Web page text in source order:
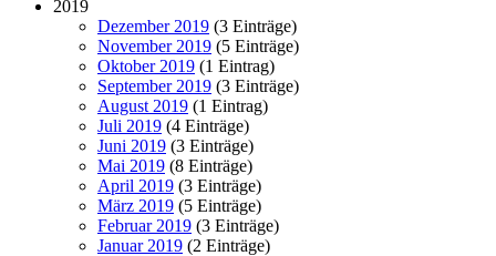
2019
Dezember 2019 (3 Einträge)
November 2019 (5 Einträge)
Oktober 2019 (1 Eintrag)
September 2019 (3 Einträge)
August 2019 (1 Eintrag)
Juli 2019 (4 Einträge)
Juni 2019 (3 Einträge)
Mai 2019 (8 Einträge)
April 2019 (3 Einträge)
März 2019 (5 Einträge)
Februar 2019 (3 Einträge)
Januar 2019 (2 Einträge)